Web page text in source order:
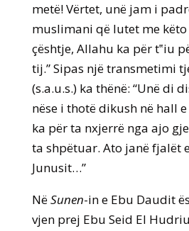
metë! Vërtet, unë jam i
muslimani që lutet me
çështje, Allahu ka për t‟iu
tij.” Sipas një transmetimi
(s.a.u.s.) ka thënë: “Unë di
nëse i thotë dikush në hall
ka për ta nxjerrë nga ajo
ta shpëtuar. Ato janë fjalët
Junusit…”
NëSunen-in e Ebu Daudit
vjen prej Ebu Seid El